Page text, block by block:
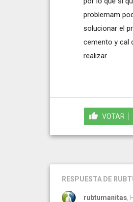
problemam
solucionar el
cemento y cal
realizar
VOTAR
RESPUESTA DE
rubtumanitas,